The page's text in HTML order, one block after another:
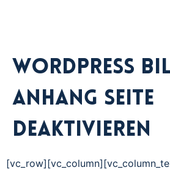
WordPress
Anhang Seite
deaktivieren